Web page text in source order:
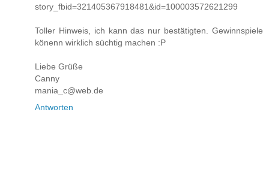
story_fbid=321405367918481&id=100003572621299
Toller Hinweis, ich kann das nur bestätigten. Gewinnspiele
könenn wirklich süchtig machen :P
Liebe Grüße
Canny
mania_c@web.de
Antworten